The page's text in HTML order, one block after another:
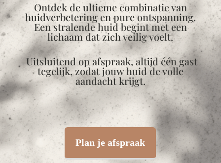
Ontdek de ultieme combinatie van
huidverbetering en pure ontspanning.
Een stralende huid begint met een
lichaam dat zich veilig voelt.
Uitsluitend op afspraak, altijd één gast
tegelijk, zodat jouw huid de volle
aandacht krijgt.
Plan je afspraak